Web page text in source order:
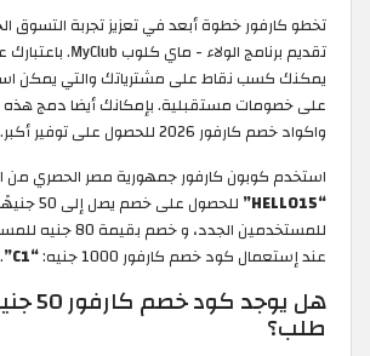
تخطو كارفور خطوة أبعد في تعزيز تجربة التسوق
يمكنك كسب نقاط على مشترياتك والتي يمكن
على خصومات مستقبلية. بإمكانك أيضا دمج هذه
واكواد خصم كارفور 2026 للحصول على توفير أكبر.
استخدم كوبون كارفور جمهورية مصر الحصري من
“HELLO15”
للحصول على
للمستخدمين الجدد، و
عند إستعمال كود خصم كارفور 1000 جنيه:
“C1”
.
هل
طلب؟